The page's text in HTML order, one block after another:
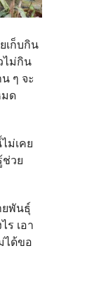
เก็บกิน
ไม่กิน
ๆ จะ
มด
ม่เคย
วย
ยพันธุ์
ร เอา
ได้ขอ